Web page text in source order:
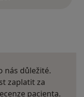
nás důležité.
zaplatit za
pacienta.